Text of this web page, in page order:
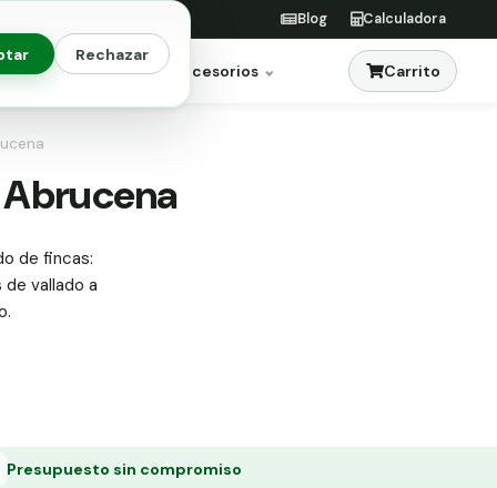
Rechazar
Blog Calculadora
Jardinería Accesorios Carrito
de fincas:
vallado a
Presupuesto sin compromiso